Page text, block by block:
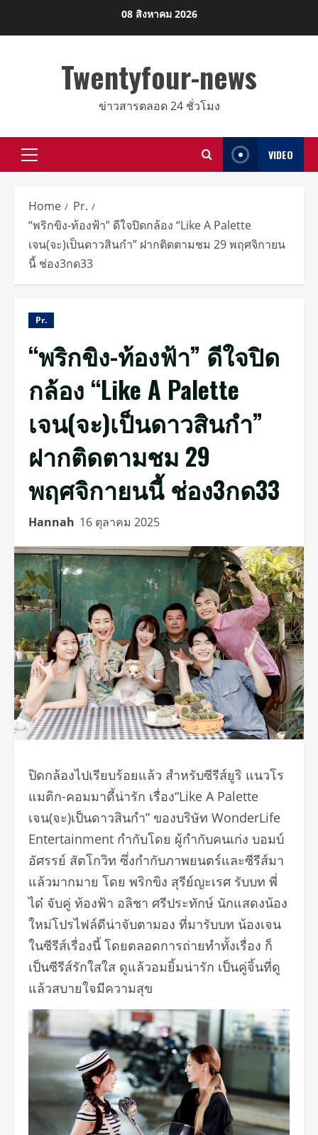
08 สิงหาคม 2026
Twentyfour-news
ข่าวสารตลอด 24 ชั่วโมง
Primary
VIDEO
Home
Pr.
“พริกขิง-ท้องฟ้า” ดีใจปิดกล้อง “Like A Palette
เจน(จะ)เป็นดาวสินกำ” ฝากติดตามชม 29 พฤศจิกายน
นี้ ช่อง3กด33
Pr.
“พริกขิง-ท้องฟ้า” ดีใจปิด
กล้อง “Like A Palette
เจน(จะ)เป็นดาวสินกำ”
ฝากติดตามชม 29
พฤศจิกายนนี้ ช่อง3กด33
Hannah 16 ตุลาคม 2025
ปิดกล้องไปเรียบร้อยแล้ว สำหรับซีรีส์ยูริ แนวโร
แมติก-คอมมาดี้น่ารัก เรื่อง“Like A Palette
เจน(จะ)เป็นดาวสินกำ” ของบริษัท WonderLife
Entertainment กำกับโดย ผู้กำกับคนเก่ง บอมบ์
อัศรรย์ สัตโกวิท ซึ่งกำกับภาพยนตร์และซีรีส์มา
แล้วมากมาย โดย พริกขิง สุรีย์ญะเรศ รับบท พี่
ได๋ จับคู่ ท้องฟ้า อลิชา ศรีประทักษ์ นักแสดงน้อง
ใหม่โปรไฟล์ดีน่าจับตามอง ที่มารับบท น้องเจน
ในซีรีส์เรื่องนี้ โดยตลอดการถ่ายทำทั้งเรื่อง ก็
เป็นซีรีส์รักใสใส ดูแล้วอมยิ้มน่ารัก เป็นคู่จิ้นที่ดู
แล้วสบายใจมีความสุข